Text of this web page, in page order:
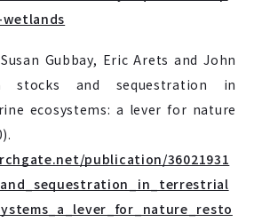
Gubbay, Eric Arets and John
stocks and sequestration in
ecosystems: a lever for nature
publication/36021931